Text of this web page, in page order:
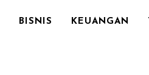
BISNIS KEUANGAN